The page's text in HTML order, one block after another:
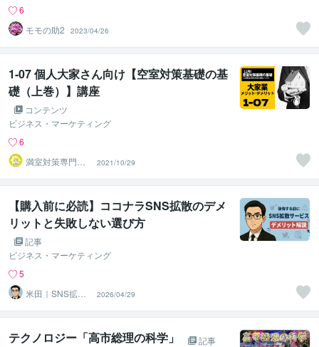
6
モモの助2
2023/04/26
1-07 個人大家さん向け【空室対策基礎の基
礎（上巻）】講座
コンテンツ
ビジネス・マーケティング
6
満室対策専門宅
建士･岩カキコ
2021/10/29
【購入前に必読】ココナラSNS拡散のデメ
リットと失敗しない選び方
記事
ビジネス・マーケティング
5
米田｜SNS拡散
のプロ｜リスク
対策も万全
2026/04/29
テクノロジー「高市総理の科学」
記事